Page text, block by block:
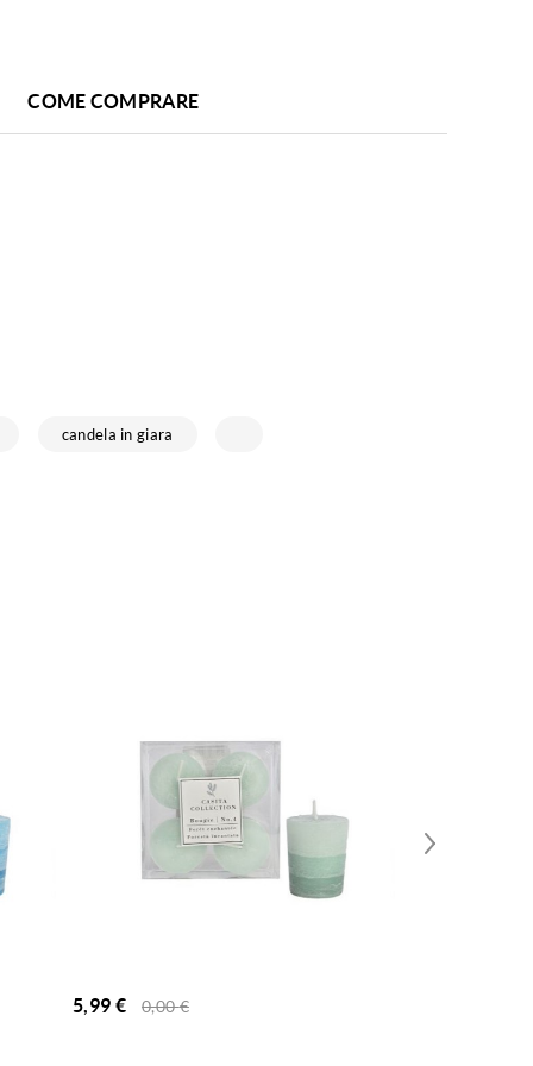
COME COMPRARE
candela in giara
5,99 € 0,00€